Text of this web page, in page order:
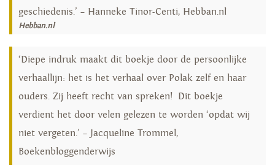
geschiedenis.’ – Hanneke Tinor-Centi, Hebban.nl
Hebban.nl
‘Diepe indruk maakt dit boekje door de persoonlijke
verhaallijn: het is het verhaal over Polak zelf en haar
ouders. Zij heeft recht van spreken! Dit boekje
verdient het door velen gelezen te worden ‘opdat wij
niet vergeten.’ – Jacqueline Trommel,
Boekenbloggenderwijs